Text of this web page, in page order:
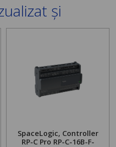
și
SpaceLogic, Controller
RP-C Pro RP-C-16B-F-